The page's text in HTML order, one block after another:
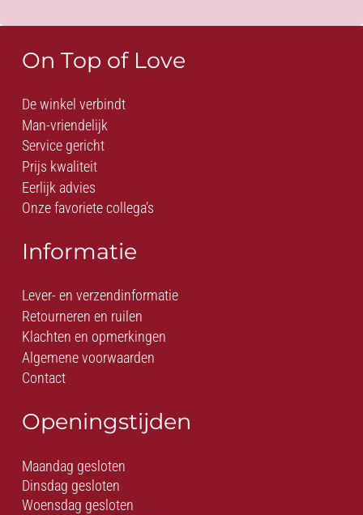
On Top of Love
De winkel verbindt
Man-vriendelijk
Service gericht
Prijs kwaliteit
Eerlijk advies
Onze favoriete collega’s
Informatie
Lever- en verzendinformatie
Retourneren en ruilen
Klachten en opmerkingen
Algemene voorwaarden
Contact
Openingstijden
Maandag gesloten
Dinsdag gesloten
Woensdag gesloten